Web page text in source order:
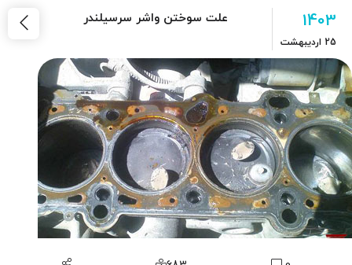
1403
25 اردیبهشت
علت سوختن واشر سرسیلندر